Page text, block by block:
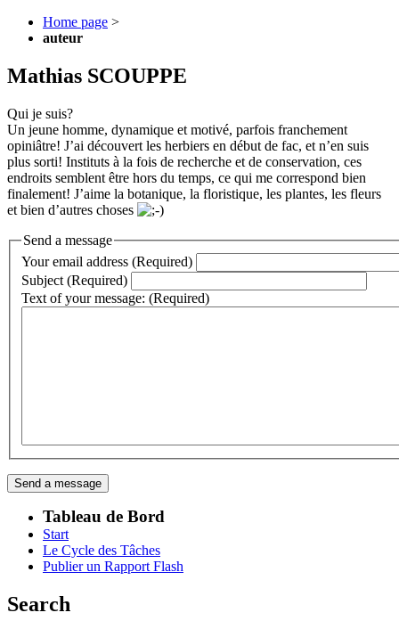
Home page >
auteur
Mathias SCOUPPE
Qui je suis?
Un jeune homme, dynamique et motivé, parfois franchement
opiniâtre! J’ai découvert les herbiers en début de fac, et n’en suis
plus sorti! Instituts à la fois de recherche et de conservation, ces
endroits semblent être hors du temps, ce qui me correspond bien
finalement! J’aime la botanique, la floristique, les plantes, les fleurs
et bien d’autres choses
Send a message
Your email address (Required)
Subject (Required)
Text of your message: (Required)
Tableau de Bord
Start
Le Cycle des Tâches
Publier un Rapport Flash
Search